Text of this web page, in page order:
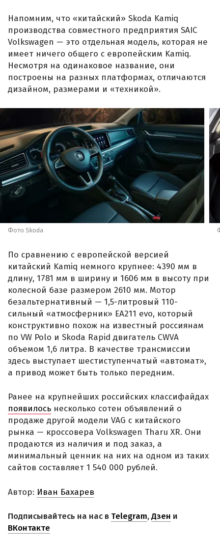
Напомним, что «китайский» Skoda Kamiq
производства совместного предприятия SAIC
Volkswagen — это отдельная модель, которая не
имеет ничего общего с европейским Kamiq.
Несмотря на одинаковое название, они
построены на разных платформах, отличаются
дизайном, размерами и «техникой».
Фото Skoda
По сравнению с европейской версией
китайский Kamiq немного крупнее: 4390 мм в
длину, 1781 мм в ширину и 1606 мм в высоту при
колесной базе размером 2610 мм. Мотор
безальтернативный — 1,5-литровый 110-
сильный «атмосферник» ЕА211 evo, который
конструктивно похож на известный россиянам
по VW Polo и Skoda Rapid двигатель CWVA
объемом 1,6 литра. В качестве трансмиссии
здесь выступает шестиступенчатый «автомат»,
а привод может быть только передним.
Ранее на крупнейших российских классифайдах
появилось несколько сотен объявлений о
продаже другой модели VAG с китайского
рынка — кроссовера Volkswagen Tharu XR. Они
продаются из наличия и под заказ, а
минимальный ценник на них на одном из таких
сайтов составляет 1 540 000 рублей.
Автор: Иван Бахарев
Подписывайтесь на нас в Telegram,Дзен и
ВКонтакте